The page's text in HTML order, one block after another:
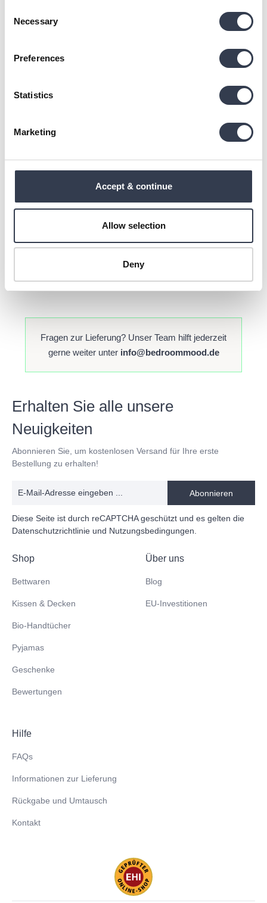
Selection
Necessary
Preferences
Statistics
Marketing
Accept & continue
Allow selection
Deny
Werktage
Werktage
Internationale Steuern &
Bei Bestellungen innerhalb der EU sind alle Steuern
bereits im Preis enthalten.
Bei Lieferungen außerhalb der EU können zusätzliche
jeweiligen Zielland erhoben und vom Kunden
Fragen zur Lieferung? Unser Team hilft jederzeit
gerne weiter unter info@bedroommood.de
Shop
Bettwaren
Kissen & Decken
Bio-Handtücher
Pyjamas
Geschenke
Bewertungen
Über uns
Blog
EU-Investitionen
Hilfe
FAQs
Informationen zur Lieferung
Rückgabe und Umtausch
Kontakt
Erhalten Sie alle unsere
Neuigkeiten
Abonnieren Sie, um kostenlosen Versand für Ihre erste
Bestellung zu erhalten!
Abonnieren
Diese Seite ist durch reCAPTCHA geschützt und es gelten die
Datenschutzrichtlinie und Nutzungsbedingungen